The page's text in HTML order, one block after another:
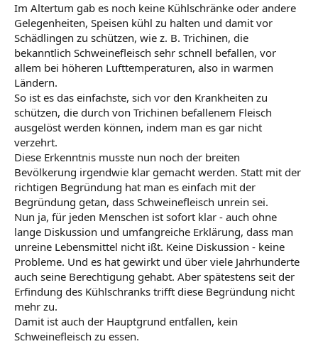
Im Altertum gab es noch keine Kühlschränke oder andere
Gelegenheiten, Speisen kühl zu halten und damit vor
Schädlingen zu schützen, wie z. B. Trichinen, die
bekanntlich Schweinefleisch sehr schnell befallen, vor
allem bei höheren Lufttemperaturen, also in warmen
Ländern.
So ist es das einfachste, sich vor den Krankheiten zu
schützen, die durch von Trichinen befallenem Fleisch
ausgelöst werden können, indem man es gar nicht
verzehrt.
Diese Erkenntnis musste nun noch der breiten
Bevölkerung irgendwie klar gemacht werden. Statt mit der
richtigen Begründung hat man es einfach mit der
Begründung getan, dass Schweinefleisch unrein sei.
Nun ja, für jeden Menschen ist sofort klar - auch ohne
lange Diskussion und umfangreiche Erklärung, dass man
unreine Lebensmittel nicht ißt. Keine Diskussion - keine
Probleme. Und es hat gewirkt und über viele Jahrhunderte
auch seine Berechtigung gehabt. Aber spätestens seit der
Erfindung des Kühlschranks trifft diese Begründung nicht
mehr zu.
Damit ist auch der Hauptgrund entfallen, kein
Schweinefleisch zu essen.